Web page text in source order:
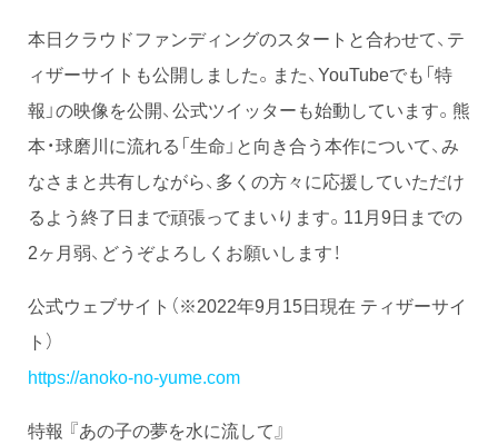
本日クラウドファンディングのスタートと合わせて、テ
ィザーサイトも公開しました。また、YouTubeでも「特
報」の映像を公開、公式ツイッターも始動しています。熊
本・球磨川に流れる「生命」と向き合う本作について、み
なさまと共有しながら、多くの方々に応援していただけ
るよう終了日まで頑張ってまいります。11月9日までの
2ヶ月弱、どうぞよろしくお願いします！
公式ウェブサイト（※2022年9月15日現在 ティザーサイ
ト）
https://anoko-no-yume.com
特報 『あの子の夢を水に流して』